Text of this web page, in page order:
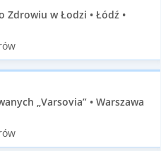
Zdrowiu w Łodzi • Łódź •
„Varsovia” • Warszawa